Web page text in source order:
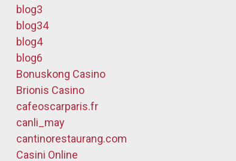
blog3
blog34
blog4
blog6
Bonuskong Casino
Brionis Casino
cafeoscarparis.fr
canli_may
cantinorestaurang.com
Casini Online